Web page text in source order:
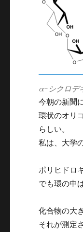
α-シクロデ
今朝の新聞
環状のオリ
らしい。
私は、大学
ポリヒドロ
でも環の中
化合物の大
それが測定